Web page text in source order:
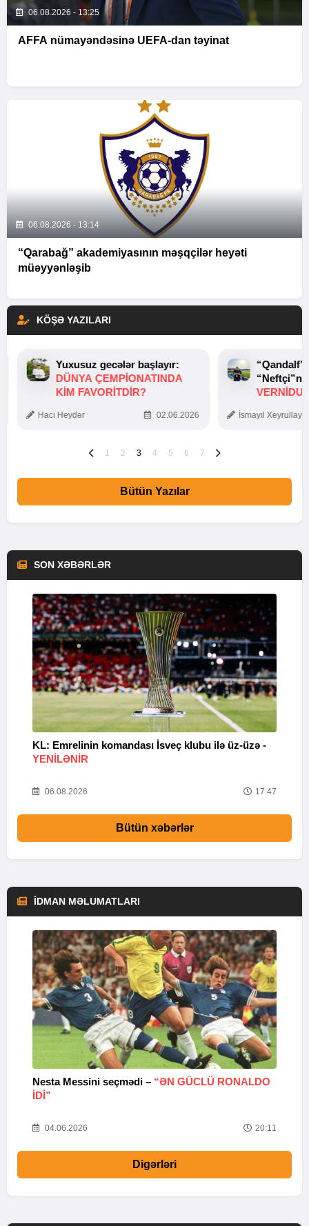
06.08.2026 - 13:25
AFFA nümayəndəsinə UEFA-dan təyinat
06.08.2026 - 13:14
“Qarabağ” akademiyasının məşqçilər heyəti
müəyyənləşib
KÖŞƏ YAZILARI
Yuxusuz gecələr başlayır:
DÜNYA ÇEMPIONATINDA
KIM FAVORITDIR?
Hacı Heydər 02.06.2026 İsmayıl
1 2 3 4 5 6 7
Bütün Yazılar
SON XƏBƏRLƏR
KL: Emrelinin komandası İsveç klubu ilə üz-üzə -
YENİLƏNİR
06.08.2026 17:47
Bütün xəbərlər
İDMAN MƏLUMATLARI
Nesta Messini seçmədi – “ƏN GÜCLÜ RONALDO
IDI”
04.06.2026 20:11
Digərləri